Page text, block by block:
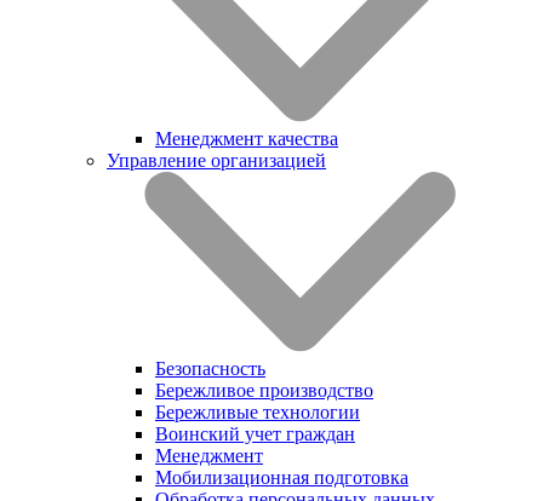
Менеджмент качества
Управление организацией
Безопасность
Бережливое производство
Бережливые технологии
Воинский учет граждан
Менеджмент
Мобилизационная подготовка